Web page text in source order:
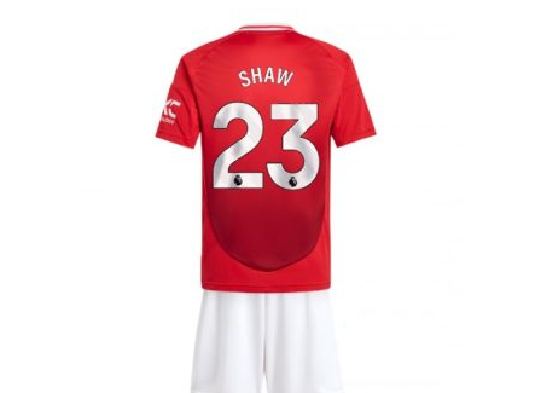
olika
alternativen